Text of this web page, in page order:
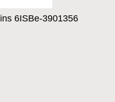
6ISBe-3901356